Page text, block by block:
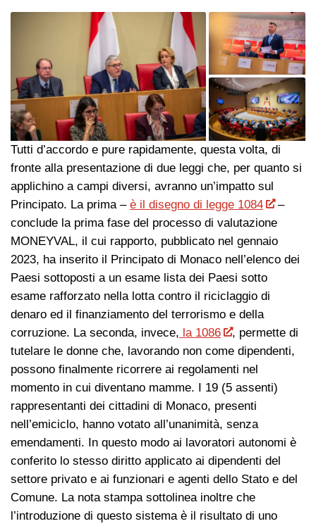
Tutti d’accordo e pure rapidamente, questa volta, di
fronte alla presentazione di due leggi che, per quanto si
applichino a campi diversi, avranno un’impatto sul
Principato. La prima – è il disegno di legge 1084
–
conclude la prima fase del processo di valutazione
MONEYVAL, il cui rapporto, pubblicato nel gennaio
2023, ha inserito il Principato di Monaco nell’elenco dei
Paesi sottoposti a un esame lista dei Paesi sotto
esame rafforzato nella lotta contro il riciclaggio di
denaro ed il finanziamento del terrorismo e della
corruzione. La seconda, invece, la 1086
, permette di
tutelare le donne che, lavorando non come dipendenti,
possono finalmente ricorrere ai regolamenti nel
momento in cui diventano mamme. I 19 (5 assenti)
rappresentanti dei cittadini di Monaco, presenti
nell’emiciclo, hanno votato all’unanimità, senza
emendamenti. In questo modo ai lavoratori autonomi è
conferito lo stesso diritto applicato ai dipendenti del
settore privato e ai funzionari e agenti dello Stato e del
Comune. La nota stampa sottolinea inoltre che
l’introduzione di questo sistema è il risultato di uno